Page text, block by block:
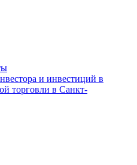
и инвестиций в
торговли в Санкт-